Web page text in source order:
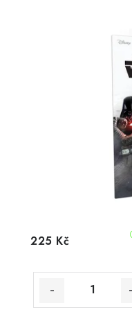
225 Kč